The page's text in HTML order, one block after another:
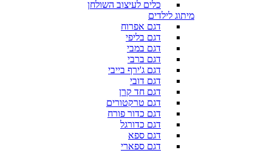
כלים לעיצוב השולחן
מיתוג לילדים
דגם אפרוח
דגם בליפי
דגם במבי
דגם ברבי
דגם ג'ירף בייבי
דגם דובי
דגם חד קרן
דגם טרקטורים
דגם כדור פורח
דגם כדורגל
דגם ספא
דגם ספארי